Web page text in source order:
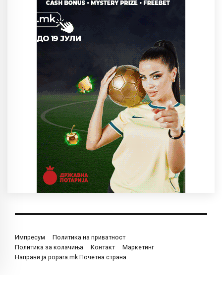
Импресум
Политика на приватност
Политика за колачиња
Контакт
Маркетинг
Направи ја popara.mk Почетна страна